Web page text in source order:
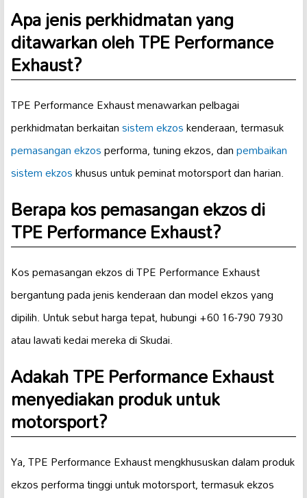
Apa jenis perkhidmatan yang
ditawarkan oleh TPE Performance
Exhaust?
TPE Performance Exhaust menawarkan pelbagai
perkhidmatan berkaitansistem ekzoskenderaan, termasuk
pemasangan ekzosperforma, tuning ekzos, danpembaikan
sistem ekzoskhusus untuk peminat motorsport dan harian.
Berapa kos pemasangan ekzos di
TPE Performance Exhaust?
Kos pemasangan ekzos di TPE Performance Exhaust
bergantung pada jenis kenderaan dan model ekzos yang
dipilih. Untuk sebut harga tepat, hubungi +60 16-790 7930
atau lawati kedai mereka di Skudai.
Adakah TPE Performance Exhaust
menyediakan produk untuk
motorsport?
Ya, TPE Performance Exhaust mengkhususkan dalam produk
ekzos performa tinggi untuk motorsport, termasuk ekzos